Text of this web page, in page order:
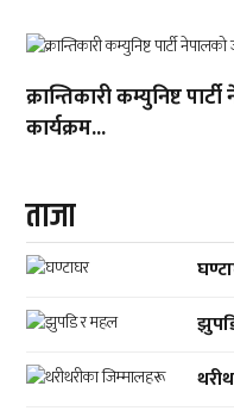
क्रान्तिकारी कम्युनिष्ट
कार्यक्रम...
ताजा